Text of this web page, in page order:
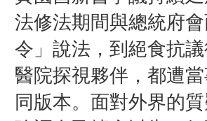
法修法期間與總統府
令」說法，到絕食抗
醫院探視夥伴，都遭
同版本。面對外界的